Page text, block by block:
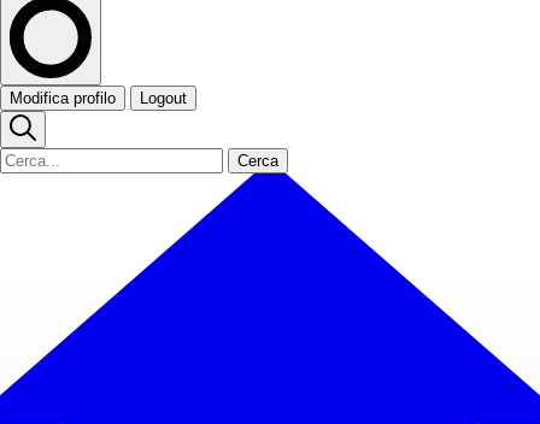
Modifica profilo Logout
Cerca